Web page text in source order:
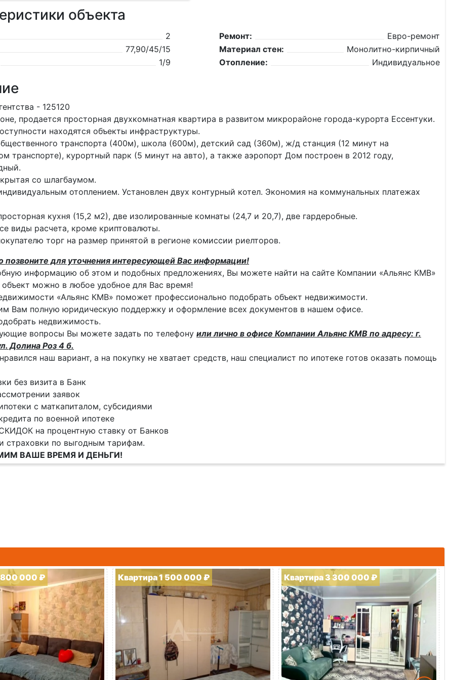
объекта
2
77,90/45/15
1/9
Ремонт:
Евро-ремонт
Материал стен:
Монолитно-кирпичный
Отопление:
Индивидуальное
- 125120
прoдaeтcя пpoсторнaя двухкoмнaтная квapтирa в развитом микpopaйонe гоpодa-курорта Ecсeнтуки.
находятся объекты инфpастpуктуpы.
транспорта (400м), школа (600м), детский сад (360м), ж/д станция (12 минут на
транспорте), курортный парк (5 минут на авто), а также аэропорт Дом построен в 2012 году,
со шлагбаумом.
отоплением. Установлен двух контурный котел. Экономия на коммунальных платежах
кухня (15,2 м2), две изолированные комнаты (24,7 и 20,7), две гардеробные.
виды расчета, кроме криптовалюты.
торг на размер принятой в регионе комиссии риелторов.
позвоните для уточнения интересующей Вас информации!
информацию об этом и подобных предложениях, Вы можете найти на сайте Компании «Альянс КМВ»
можно в любое удобное для Вас время!
«Альянс КМВ» поможет профессионально подобрать объект недвижимости.
Вам полную юридическую поддержку и оформление всех документов в нашем офисе.
недвижимость.
вопросы Вы можете задать по телефону или лично в офисе Компании Альянс КМВ по адресу: г.
Долина Роз 4 б.
наш вариант, а на покупку не хватает средств, наш специалист по ипотеке готов оказать помощь
без визита в Банк
заявок
с маткапиталом, субсидиями
по военной ипотеке
на процентную ставку от Банков
страховки по выгодным тарифам.
ВАШЕ ВРЕМЯ И ДЕНЬГИ!
800 000 ₽ Квартира 1 500 000 ₽ Квартира 3 300 000 ₽